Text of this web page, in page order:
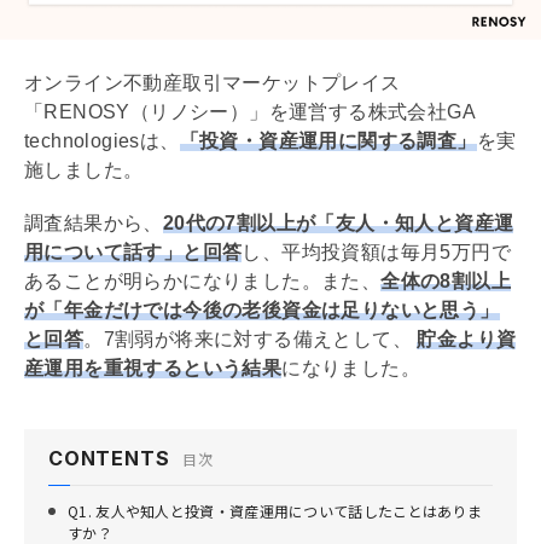
オンライン不動産取引マーケットプレイス
「RENOSY（リノシー）」を運営する株式会社GA
technologiesは、 「投資・資産運用に関する調査」を実
施しました。
調査結果から、 20代の7割以上が「友人・知人と資産運
用について話す」と回答し、平均投資額は毎月5万円で
あることが明らかになりました。また、全体の8割以上
が「年金だけでは今後の老後資金は足りないと思う」
と回答。7割弱が将来に対する備えとして、貯金より資
産運用を重視するという結果になりました。
CONTENTS 目次
Q1. 友人や知人と投資・資産運用について話したことはありま
すか？